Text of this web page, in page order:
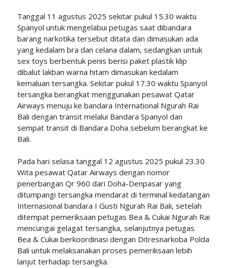
Tanggal 11 agustus 2025 sekitar pukul 15.30 waktu
Spanyol untuk mengelabui petugas saat dibandara
barang narkotika tersebut ditata dan dimasukan ada
yang kedalam bra dan celana dalam, sedangkan untuk
sex toys berbentuk penis berisi paket plastik klip
dibalut lakban warna hitam dimasukan kedalam
kemaluan tersangka. Sekitar pukul 17.30 waktu Spanyol
tersangka berangkat menggunakan pesawat Qatar
Airways menuju ke bandara International Ngurah Rai
Bali dengan transit melalui Bandara Spanyol dan
sempat transit di Bandara Doha sebelum berangkat ke
Bali.
Pada hari selasa tanggal 12 agustus 2025 pukul 23.30
Wita pesawat Qatar Airways dengan nomor
penerbangan Qr 960 dari Doha-Denpasar yang
ditumpangi tersangka mendarat di terminal kedatangan
Internasional bandara I Gusti Ngurah Rai Bali, setelah
ditempat pemeriksaan petugas Bea & Cukai Ngurah Rai
mencurigai gelagat tersangka, selanjutnya petugas
Bea & Cukai berkoordinasi dengan Ditresnarkoba Polda
Bali untuk melaksanakan proses pemeriksaan lebih
lanjut terhadap tersangka.